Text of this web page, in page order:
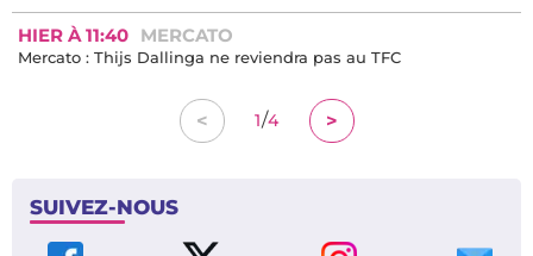
HIER À 11:40 MERCATO
Mercato : Thijs Dallinga ne reviendra pas au TFC
< 1/4 >
SUIVEZ-NOUS